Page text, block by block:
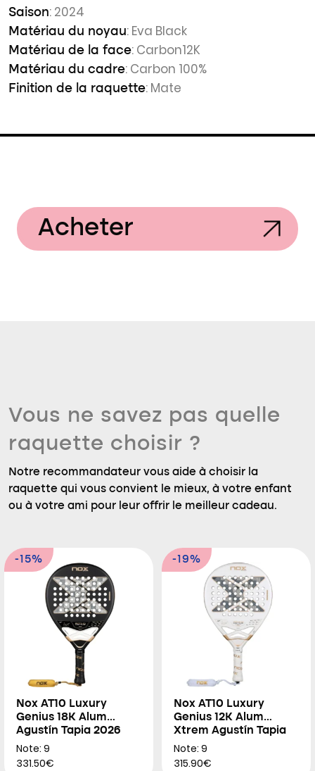
Saison: 2024
Matériau du noyau: Eva Black
Matériau de la face: Carbon12K
Matériau du cadre: Carbon 100%
Finition de la raquette: Mate
Acheter
Vous ne savez pas quelle
raquette choisir ?
Notre recommandateur vous aide à choisir la
raquette qui vous convient le mieux, à votre enfant
ou à votre ami pour leur offrir le meilleur cadeau.
-15%
Nox AT10 Luxury
Genius 18K Alum
Agustín Tapia 2026
Note: 9
331.50€
-19%
Nox AT10 Luxury
Genius 12K Alum
Xtrem Agustín Tapia
2026
Note: 9
315.90€